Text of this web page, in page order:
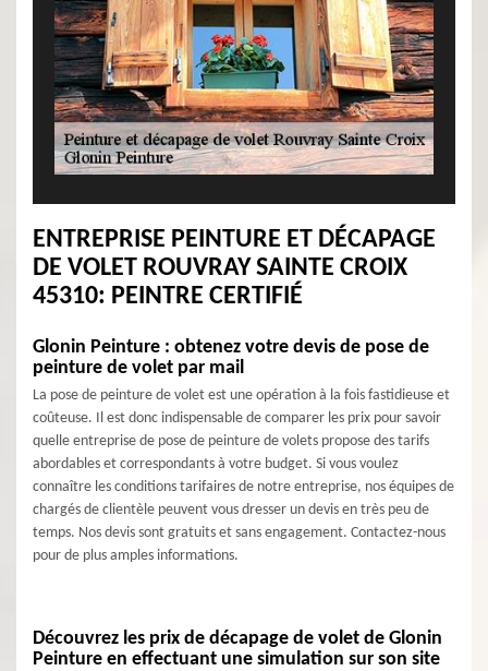
ENTREPRISE PEINTURE ET DÉCAPAGE
DE VOLET ROUVRAY SAINTE CROIX
45310: PEINTRE CERTIFIÉ
Glonin Peinture : obtenez votre devis de pose de
peinture de volet par mail
La pose de peinture de volet est une opération à la fois fastidieuse et
coûteuse. Il est donc indispensable de comparer les prix pour savoir
quelle entreprise de pose de peinture de volets propose des tarifs
abordables et correspondants à votre budget. Si vous voulez
connaître les conditions tarifaires de notre entreprise, nos équipes de
chargés de clientèle peuvent vous dresser un devis en très peu de
temps. Nos devis sont gratuits et sans engagement. Contactez-nous
pour de plus amples informations.
Découvrez les prix de décapage de volet de Glonin
Peinture en effectuant une simulation sur son site